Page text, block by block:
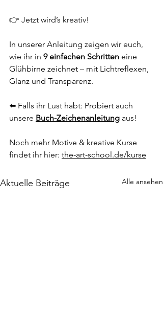
👉 Jetzt wird’s kreativ!
In unserer Anleitung zeigen wir euch,
wie ihr in 9 einfachen Schritten eine
Glühbirne zeichnet – mit Lichtreflexen,
Glanz und Transparenz.
⬅️ Falls ihr Lust habt: Probiert auch
unsere Buch-Zeichenanleitung aus!
Noch mehr Motive & kreative Kurse
findet ihr hier: the-art-school.de/kurse
Aktuelle Beiträge Alle ansehen